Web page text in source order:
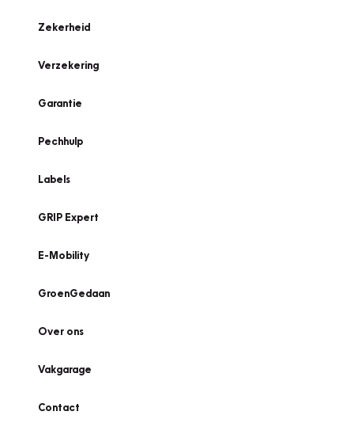
Zekerheid
Verzekering
Garantie
Pechhulp
Labels
GRIP Expert
E-Mobility
GroenGedaan
Over ons
Vakgarage
Contact